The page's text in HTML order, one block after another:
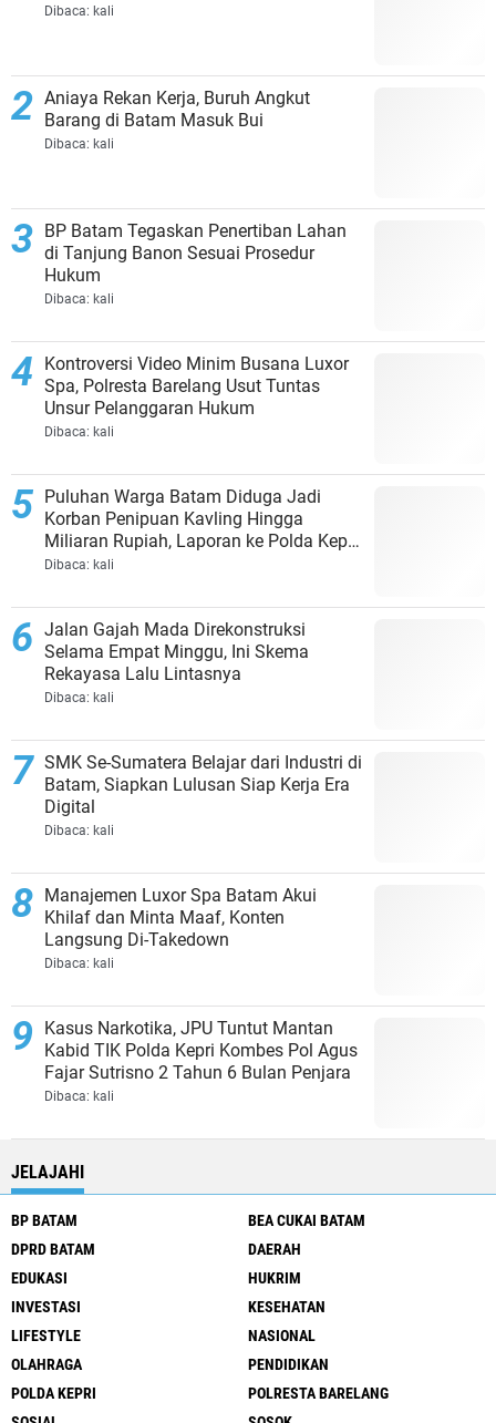
Dibaca: kali
Aniaya Rekan Kerja, Buruh Angkut
Barang di Batam Masuk Bui
Dibaca: kali
BP Batam Tegaskan Penertiban Lahan
di Tanjung Banon Sesuai Prosedur
Hukum
Dibaca: kali
Kontroversi Video Minim Busana Luxor
Spa, Polresta Barelang Usut Tuntas
Unsur Pelanggaran Hukum
Dibaca: kali
Puluhan Warga Batam Diduga Jadi
Korban Penipuan Kavling Hingga
Miliaran Rupiah, Laporan ke Polda Kepri
Jalan di Tempat?
Dibaca: kali
Jalan Gajah Mada Direkonstruksi
Selama Empat Minggu, Ini Skema
Rekayasa Lalu Lintasnya
Dibaca: kali
SMK Se-Sumatera Belajar dari Industri di
Batam, Siapkan Lulusan Siap Kerja Era
Digital
Dibaca: kali
Manajemen Luxor Spa Batam Akui
Khilaf dan Minta Maaf, Konten
Langsung Di-Takedown
Dibaca: kali
Kasus Narkotika, JPU Tuntut Mantan
Kabid TIK Polda Kepri Kombes Pol Agus
Fajar Sutrisno 2 Tahun 6 Bulan Penjara
Dibaca: kali
JELAJAHI
BP BATAM
BEA CUKAI BATAM
DPRD BATAM
DAERAH
EDUKASI
HUKRIM
INVESTASI
KESEHATAN
LIFESTYLE
NASIONAL
OLAHRAGA
PENDIDIKAN
POLDA KEPRI
POLRESTA BARELANG